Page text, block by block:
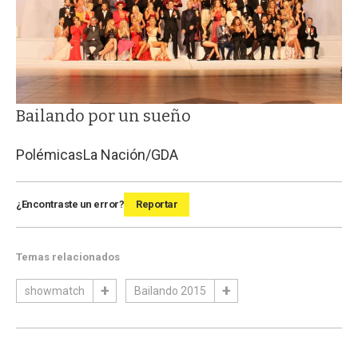
Bailando por un sueño
PolémicasLa Nación/GDA
¿Encontraste un error? Reportar
Temas relacionados
showmatch Bailando 2015